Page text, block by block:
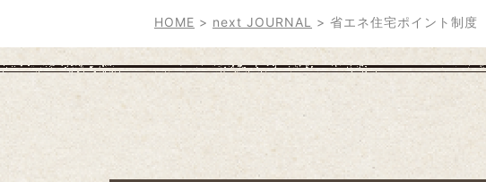
HOME > next JOURNAL > 省エネ住宅ポイント制度